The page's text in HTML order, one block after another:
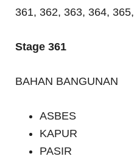
361, 362, 363, 364,
Stage 361
BAHAN BANGUNAN
ASBES
KAPUR
PASIR